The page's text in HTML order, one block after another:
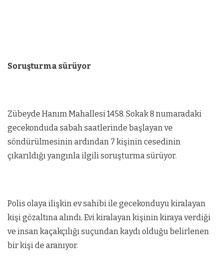
Soruşturma sürüyor
Zübeyde Hanım Mahallesi 1458. Sokak 8 numaradaki
gecekonduda sabah saatlerinde başlayan ve
söndürülmesinin ardından 7 kişinin cesedinin
çıkarıldığı yangınla ilgili soruşturma sürüyor.
Polis olaya ilişkin ev sahibi ile gecekonduyu kiralayan
kişi gözaltına alındı. Evi kiralayan kişinin kiraya verdiği
ve insan kaçakçılığı suçundan kaydı olduğu belirlenen
bir kişi de aranıyor.